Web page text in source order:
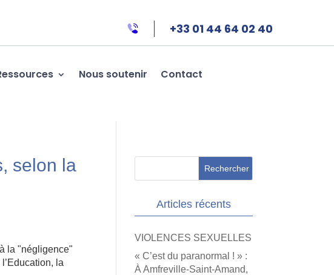
+33 01 44 64 02 40
Nous soutenir Contact
selon la
la "négligence"
la
Articles récents
VIOLENCES SEXUELLES
« C’est du paranormal ! » :
À Amfreville-Saint-Amand,